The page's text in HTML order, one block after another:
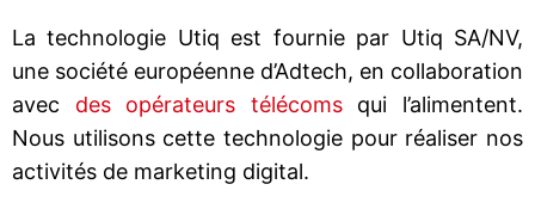
La technologie Utiq est fournie par Utiq SA/NV,
une société européenne d’Adtech, en collaboration
avec des opérateurs télécomsqui l’alimentent.
Nous utilisons cette technologie pour réaliser nos
activités de marketing digital.